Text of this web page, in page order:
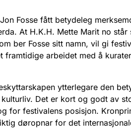
Fosse fått betydeleg
At H.K.H. Mette Marit no står
ber Fosse sitt namn, vil gi
arbeidet med å
ytterlegare den
Det er kort og godt av
for festivalens posisjon.
døropnar for det